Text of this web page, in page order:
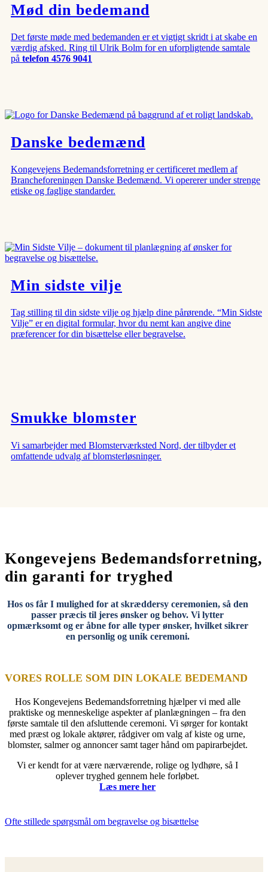
Mød din bedemand
Det første møde med bedemanden er et vigtigt skridt i at skabe en
værdig afsked. Ring til Ulrik Bolm for en uforpligtende samtale
på telefon 4576 9041
Danske bedemænd
Kongevejens Bedemandsforretning er certificeret medlem af
Brancheforeningen Danske Bedemænd. Vi opererer under strenge
etiske og faglige standarder.
Min sidste vilje
Tag stilling til din sidste vilje og hjælp dine pårørende. “Min Sidste
Vilje” er en digital formular, hvor du nemt kan angive dine
præferencer for din bisættelse eller begravelse.
Smukke blomster
Vi samarbejder med Blomsterværksted Nord, der tilbyder et
omfattende udvalg af blomsterløsninger.
Kongevejens Bedemandsforretning,
din garanti for tryghed
Hos os får I mulighed for at skræddersy ceremonien, så den
passer præcis til jeres ønsker og behov. Vi lytter
opmærksomt og er åbne for alle typer ønsker, hvilket sikrer
en personlig og unik ceremoni.
VORES ROLLE SOM DIN LOKALE BEDEMAND
Hos Kongevejens Bedemandsforretning hjælper vi med alle
praktiske og menneskelige aspekter af planlægningen – fra den
første samtale til den afsluttende ceremoni. Vi sørger for kontakt
med præst og lokale aktører, rådgiver om valg af kiste og urne,
blomster, salmer og annoncer samt tager hånd om papirarbejdet.
Vi er kendt for at være nærværende, rolige og lydhøre, så I
oplever tryghed gennem hele forløbet.
Læs mere her
Ofte stillede spørgsmål om begravelse og bisættelse